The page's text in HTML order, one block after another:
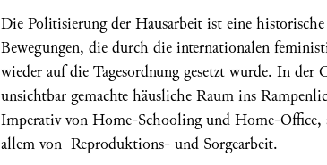
Die Politisierung der Hausarbeit ist eine
Bewegungen, die durch die internationalen
wieder auf die Tagesordnung gesetzt wurde. In
unsichtbar gemachte häusliche Raum ins
Imperativ von Home-Schooling und Home-Office,
allem von Reproduktions- und Sorgearbeit.